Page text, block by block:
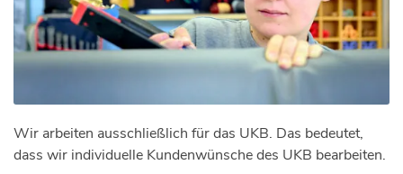
Wir arbeiten ausschließlich für das UKB. Das bedeutet,
dass wir individuelle Kundenwünsche des UKB bearbeiten.